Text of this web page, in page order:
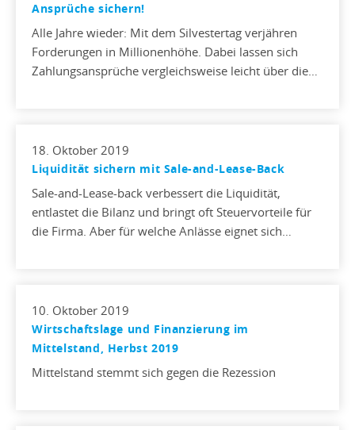
Ansprüche sichern!
Alle Jahre wieder: Mit dem Silvestertag verjähren
Forderungen in Millionenhöhe. Dabei lassen sich
Zahlungsansprüche vergleichsweise leicht über die…
18. Oktober 2019
Liquidität sichern mit Sale-and-Lease-Back
Sale-and-Lease-back verbessert die Liquidität,
entlastet die Bilanz und bringt oft Steuervorteile für
die Firma. Aber für welche Anlässe eignet sich…
10. Oktober 2019
Wirtschaftslage und Finanzierung im
Mittelstand, Herbst 2019
Mittelstand stemmt sich gegen die Rezession